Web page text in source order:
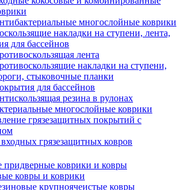
многослойные коврики
накладки на ступени, лента,
для бассейнов
лента
накладки на ступени,
стыковочные планки
для бассейнов
резина в рулонах
многослойные коврики
грязезащитных покрытий с
грязезащитных ковров
придверные коврики и ковры
ковры и коврики
крупноячеистые ковры